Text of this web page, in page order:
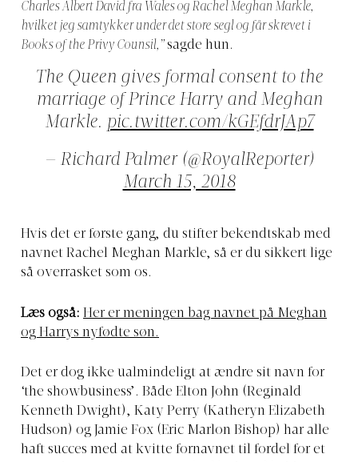
Charles Albert David fra Wales og Rachel Meghan Markle,
hvilket jeg samtykker under det store segl og får skrevet i
Books of the Privy Counsil,”sagde hun.
The Queen gives formal consent to the
marriage of Prince Harry and Meghan
Markle. pic.twitter.com/kGEfdrJAp7
— Richard Palmer (@RoyalReporter)
March 15, 2018
Hvis det er første gang, du stifter bekendtskab med
navnet Rachel Meghan Markle, så er du sikkert lige
så overrasket som os.
Læs også: Her er meningen bag navnet på Meghan
og Harrys nyfødte søn.
Det er dog ikke ualmindeligt at ændre sit navn for
‘the showbusiness’. Både Elton John (Reginald
Kenneth Dwight), Katy Perry (Katheryn Elizabeth
Hudson) og Jamie Fox (Eric Marlon Bishop) har alle
haft succes med at kvitte fornavnet til fordel for et